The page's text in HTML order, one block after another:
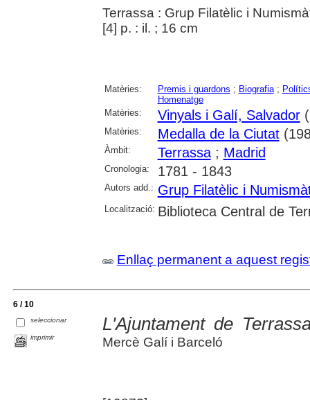
Terrassa : Grup Filatèlic i
[4] p. : il. ; 16 cm
Matèries: Premis i guardons ; Biografia;
Homenatge
Matèries:
Vinyals i Galí, Salvador
Matèries: Medalla de la Ciutat
Àmbit: Terrassa; Madrid
Cronologia: 1781 - 1843
Autors add.: Grup Filatèlic i
Localització: Biblioteca Central de
Enllaç permanent a aquest
6 / 10
seleccionar
imprimir
L'Ajuntament de
Mercè Galí i Barceló